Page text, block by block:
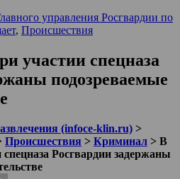
управления Росгвардии по
, Происшествия
участии спецназа
подозреваемые
(infoce-klin.ru) >
Происшествия > Криминал > В
Росгвардии задержаны